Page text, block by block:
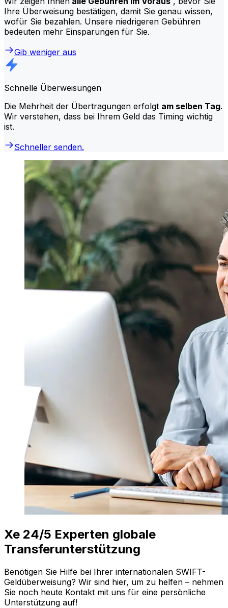
Ihre Überweisung bestätigen, damit Sie genau wissen,
wofür Sie bezahlen. Unsere niedrigeren Gebühren
bedeuten mehr Einsparungen für Sie.
Gib weniger aus
Schnelle Überweisungen
Die Mehrheit der Übertragungen erfolgt am selben Tag.
Wir verstehen, dass bei Ihrem Geld das Timing wichtig
ist.
Schneller senden.
Xe 24/5 Experten globale
Transferunterstützung
Benötigen Sie Hilfe bei Ihrer internationalen SWIFT-
Geldüberweisung? Wir sind hier, um zu helfen – nehmen
Sie noch heute Kontakt mit uns für eine persönliche
Unterstützung auf!